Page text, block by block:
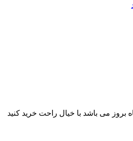
می باشد با خیال راحت خرید کنید